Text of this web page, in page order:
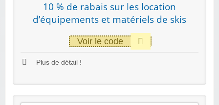
10 % de rabais sur les location
d’équipements et matériels de skis
Voir le code
Plus de détail !